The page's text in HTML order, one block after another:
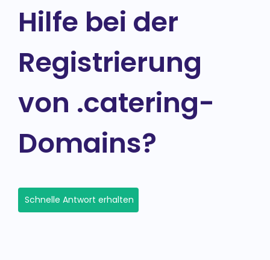
Hilfe bei der
Registrierung
von .catering-
Domains?
Schnelle Antwort erhalten